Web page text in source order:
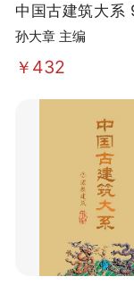
中国古建筑大系
筑
孙大章 主编
￥432